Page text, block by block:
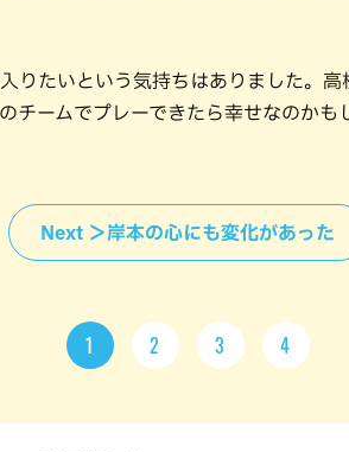
りたいという気持ちはありました。高
チームでプレーできたら幸せなのかも
Next ＞岸本の心にも変化があった
1 2 3 4